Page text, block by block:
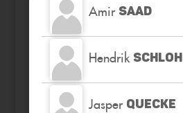
Amir SAAD
Hendrik SCHLOH
Jasper QUECKE